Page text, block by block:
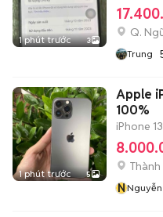
1 phút trước 3
Q.
Trung
1 phút trước 5
Apple
100%
iPhone
NNguyễn